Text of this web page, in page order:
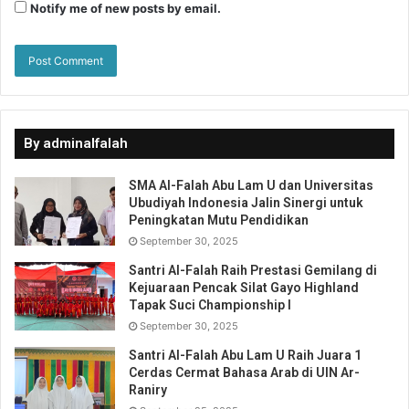
kepada Lulusan Berprestasi dan Lulusan dengan predikat
angkatan untuk pesantren. (Red. fds).
1 / 28
Share this:
Notify me of new posts by email.
By adminalfalah
SMA Al-Falah Abu Lam U dan Universitas
Ubudiyah Indonesia Jalin Sinergi untuk
Peningkatan Mutu Pendidikan
September 30, 2025
Santri Al-Falah Raih Prestasi Gemilang di
Kejuaraan Pencak Silat Gayo Highland
Tapak Suci Championship I
September 30, 2025
Santri Al-Falah Abu Lam U Raih Juara 1
Cerdas Cermat Bahasa Arab di UIN Ar-
Raniry